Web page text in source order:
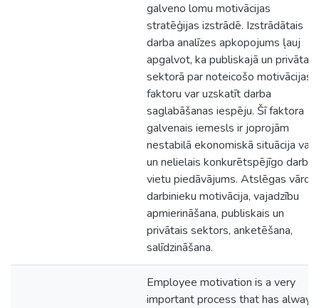
galveno lomu motivācijas
stratēģijas izstrādē. Izstrādātais
darba analīzes apkopojums ļauj
apgalvot, ka publiskajā un privātajā
sektorā par noteicošo motivācijas
faktoru var uzskatīt darba
saglabāšanas iespēju. Šī faktora
galvenais iemesls ir joprojām
nestabilā ekonomiskā situācija
un nelielais konkurētspējīgo darba
vietu piedāvājums. Atslēgas vārdi:
darbinieku motivācija, vajadzību
apmierināšana, publiskais un
privātais sektors, anketēšana,
salīdzināšana.
Employee motivation is a very
important process that has always